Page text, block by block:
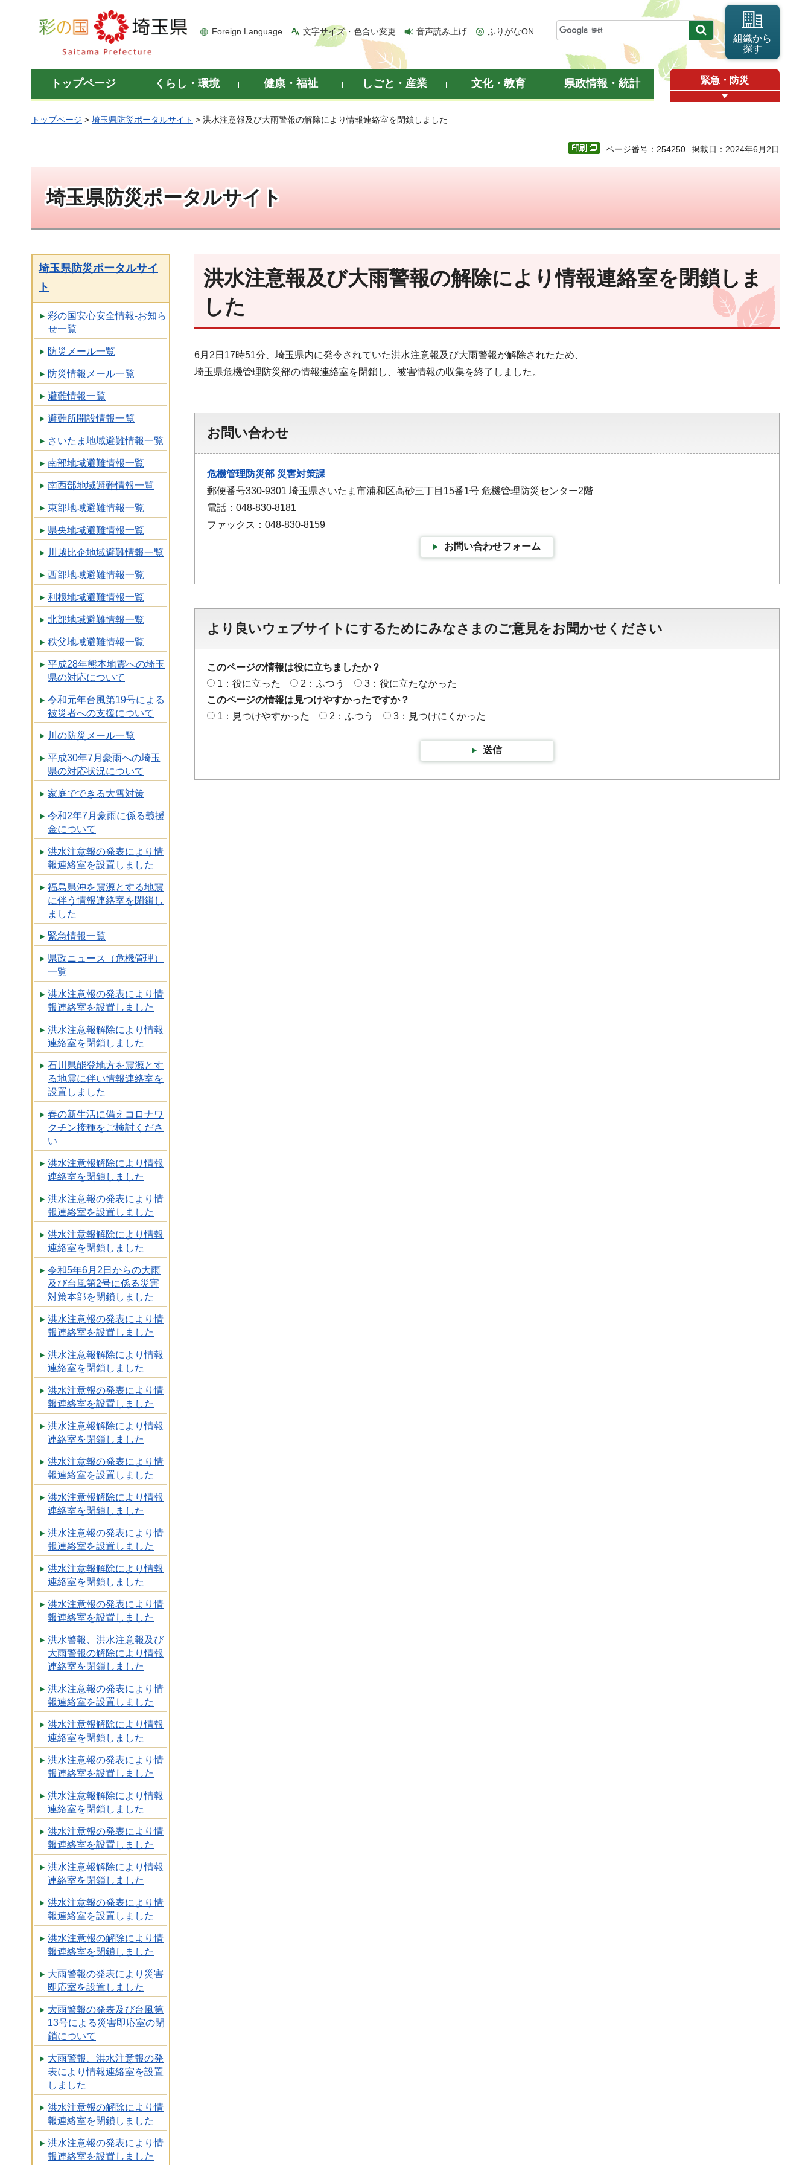
彩の国 埼玉県
Foreign Language 文字サイズ・色合い変更 音声読み上げ ふりがなON
組織から
探す
トップページ くらし・環境 健康・福祉 しごと・産業 文化・教育 県政情報・統計 緊急・防災
トップページ > 埼玉県防災ポータルサイト > 洪水注意報及び大雨警報の解除により情報連絡室を閉鎖しました
ページ番号：254250 掲載日：2024年6月2日
埼玉県防災ポータルサイト
埼玉県防災ポータルサイ
ト
彩の国安心安全情報-お知ら
せ一覧
防災メール一覧
防災情報メール一覧
避難情報一覧
避難所開設情報一覧
さいたま地域避難情報一覧
南部地域避難情報一覧
南西部地域避難情報一覧
東部地域避難情報一覧
県央地域避難情報一覧
川越比企地域避難情報一覧
西部地域避難情報一覧
利根地域避難情報一覧
北部地域避難情報一覧
秩父地域避難情報一覧
平成28年熊本地震への埼玉
県の対応について
令和元年台風第19号による
被災者への支援について
川の防災メール一覧
平成30年7月豪雨への埼玉
県の対応状況について
家庭でできる大雪対策
令和2年7月豪雨に係る義援
金について
洪水注意報の発表により情
報連絡室を設置しました
福島県沖を震源とする地震
に伴う情報連絡室を閉鎖し
ました
緊急情報一覧
県政ニュース（危機管理）
一覧
洪水注意報の発表により情
報連絡室を設置しました
洪水注意報解除により情報
連絡室を閉鎖しました
石川県能登地方を震源とす
る地震に伴い情報連絡室を
設置しました
春の新生活に備えコロナワ
クチン接種をご検討くださ
い
洪水注意報解除により情報
連絡室を閉鎖しました
洪水注意報の発表により情
報連絡室を設置しました
洪水注意報解除により情報
連絡室を閉鎖しました
令和5年6月2日からの大雨
及び台風第2号に係る災害
対策本部を閉鎖しました
洪水注意報の発表により情
報連絡室を設置しました
洪水注意報解除により情報
連絡室を閉鎖しました
洪水注意報の発表により情
報連絡室を設置しました
洪水注意報解除により情報
連絡室を閉鎖しました
洪水注意報の発表により情
報連絡室を設置しました
洪水注意報解除により情報
連絡室を閉鎖しました
洪水注意報の発表により情
報連絡室を設置しました
洪水注意報解除により情報
連絡室を閉鎖しました
洪水注意報の発表により情
報連絡室を設置しました
洪水警報、洪水注意報及び
大雨警報の解除により情報
連絡室を閉鎖しました
洪水注意報の発表により情
報連絡室を設置しました
洪水注意報解除により情報
連絡室を閉鎖しました
洪水注意報の発表により情
報連絡室を設置しました
洪水注意報解除により情報
連絡室を閉鎖しました
洪水注意報の発表により情
報連絡室を設置しました
洪水注意報解除により情報
連絡室を閉鎖しました
洪水注意報の発表により情
報連絡室を設置しました
洪水注意報の解除により情
報連絡室を閉鎖しました
大雨警報の発表により災害
即応室を設置しました
大雨警報の発表及び台風第
13号による災害即応室の閉
鎖について
大雨警報、洪水注意報の発
表により情報連絡室を設置
しました
洪水注意報の解除により情
報連絡室を閉鎖しました
洪水注意報の発表により情
報連絡室を設置しました
洪水注意報及び大雨警報の解除により情報連絡室を閉鎖しま
した
6月2日17時51分、埼玉県内に発令されていた洪水注意報及び大雨警報が解除されたため、
埼玉県危機管理防災部の情報連絡室を閉鎖し、被害情報の収集を終了しました。
お問い合わせ
危機管理防災部 災害対策課
郵便番号330-9301 埼玉県さいたま市浦和区高砂三丁目15番1号 危機管理防災センター2階
電話：048-830-8181
ファックス：048-830-8159
お問い合わせフォーム
より良いウェブサイトにするためにみなさまのご意見をお聞かせください
このページの情報は役に立ちましたか？
1：役に立った
2：ふつう
3：役に立たなかった
このページの情報は見つけやすかったですか？
1：見つけやすかった
2：ふつう 3：見つけにくかった
送信